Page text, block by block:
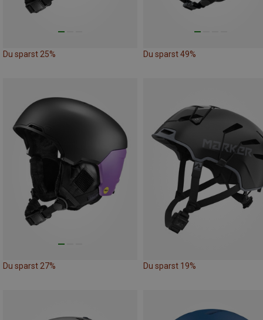
Du sparst 25% Du sparst 49%
Du sparst 27% Du sparst 19%